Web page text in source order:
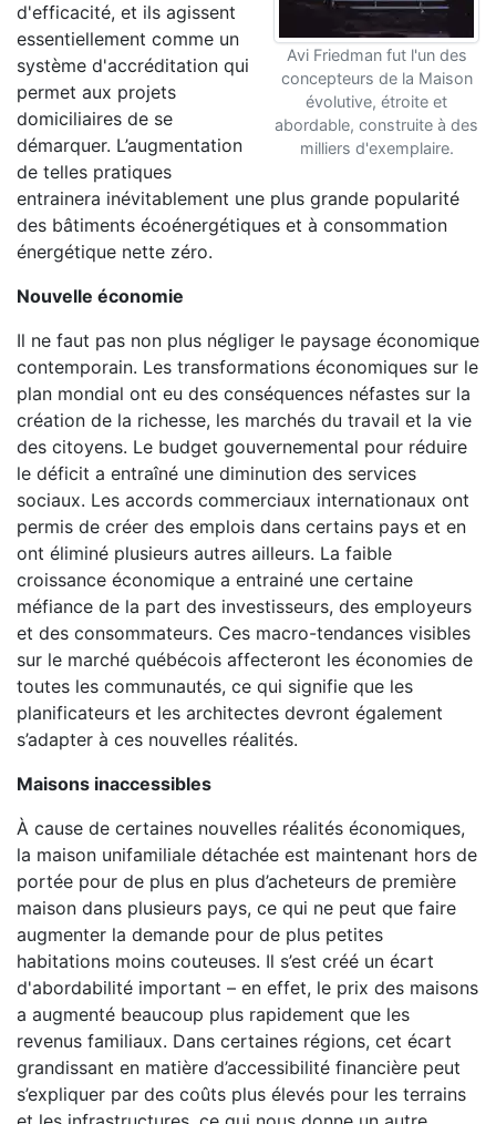
Avi Friedman fut l'un des
concepteurs de la Maison
évolutive, étroite et
abordable, construite à des
milliers d'exemplaire.
d'efficacité, et ils agissent
essentiellement comme un
système d'accréditation qui
permet aux projets
domiciliaires de se
démarquer. L’augmentation
de telles pratiques
entrainera inévitablement une plus grande popularité
des bâtiments écoénergétiques et à consommation
énergétique nette zéro.
Nouvelle économie
Il ne faut pas non plus négliger le paysage économique
contemporain. Les transformations économiques sur le
plan mondial ont eu des conséquences néfastes sur la
création de la richesse, les marchés du travail et la vie
des citoyens. Le budget gouvernemental pour réduire
le déficit a entraîné une diminution des services
sociaux. Les accords commerciaux internationaux ont
permis de créer des emplois dans certains pays et en
ont éliminé plusieurs autres ailleurs. La faible
croissance économique a entrainé une certaine
méfiance de la part des investisseurs, des employeurs
et des consommateurs. Ces macro-tendances visibles
sur le marché québécois affecteront les économies de
toutes les communautés, ce qui signifie que les
planificateurs et les architectes devront également
s’adapter à ces nouvelles réalités.
Maisons inaccessibles
À cause de certaines nouvelles réalités économiques,
la maison unifamiliale détachée est maintenant hors de
portée pour de plus en plus d’acheteurs de première
maison dans plusieurs pays, ce qui ne peut que faire
augmenter la demande pour de plus petites
habitations moins couteuses. Il s’est créé un écart
d'abordabilité important – en effet, le prix des maisons
a augmenté beaucoup plus rapidement que les
revenus familiaux. Dans certaines régions, cet écart
grandissant en matière d’accessibilité financière peut
s’expliquer par des coûts plus élevés pour les terrains